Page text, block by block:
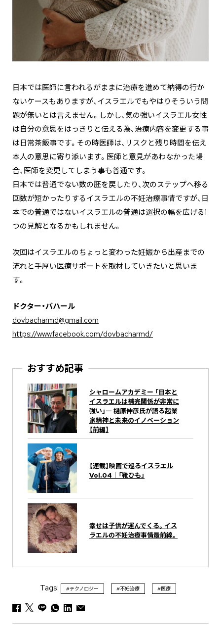
日本では医師に言われるがままに治療を進めて納得の行か
ないケースもありますが、イスラエルでもやはりそういう問
題が無いとは言えません。しかし、気の強いイスラエル女性
は自分の意思をはっきりと伝える為、治療内容を変更する事
は日常茶飯事です。その時医師は、リスクと残り時間を伝え
本人の意思に寄り添います。医師と意見があわなかった場
合、医師を変更してしまう事も普通です。
日本では普通でない数の胚を戻したり、次のステップへ移る
回数が短かったりするイスラエルの不妊治療事情ですが、日
本での普通ではないイスラエルの普通は選択の幅を広げる1
つの見解となるかもしれません。
次回はイスラエルのちょっと変わった妊娠から出産までの
流れと手厚い医療サポートを取材していきたいと思いま
す。
ドクター・バハール
dovbacharmd@gmail.com
https://www.facebook.com/dovbacharmd/
おすすめ記事
シャロームアカデミー 「日本と
イスラエルは補完関係が非常に
強い」― 樋原伸彦氏が語る起業
家精神と未来のイノベーション
【前編】
【連載】映画で巡るイスラエル
Vol.04｜「靴ひも」
幸せは子供が運んでくる。イス
ラエルの不妊治療事情最前線。
Tags: #テクノロジー #不妊治療 #医療